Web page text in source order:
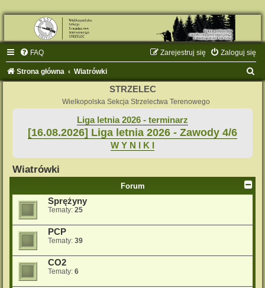
FAQ Zaloguj się
Zarejestruj się
Strona główna Wiatrówki
STRZELEC
Wielkopolska Sekcja Strzelectwa Terenowego
Liga letnia 2026 - terminarz
[16.08.2026] Liga letnia 2026 - Zawody 4/6
W Y N I K I
Wiatrówki
Forum
Sprężyny
Tematy: 25
PCP
Tematy: 39
CO2
Tematy: 6